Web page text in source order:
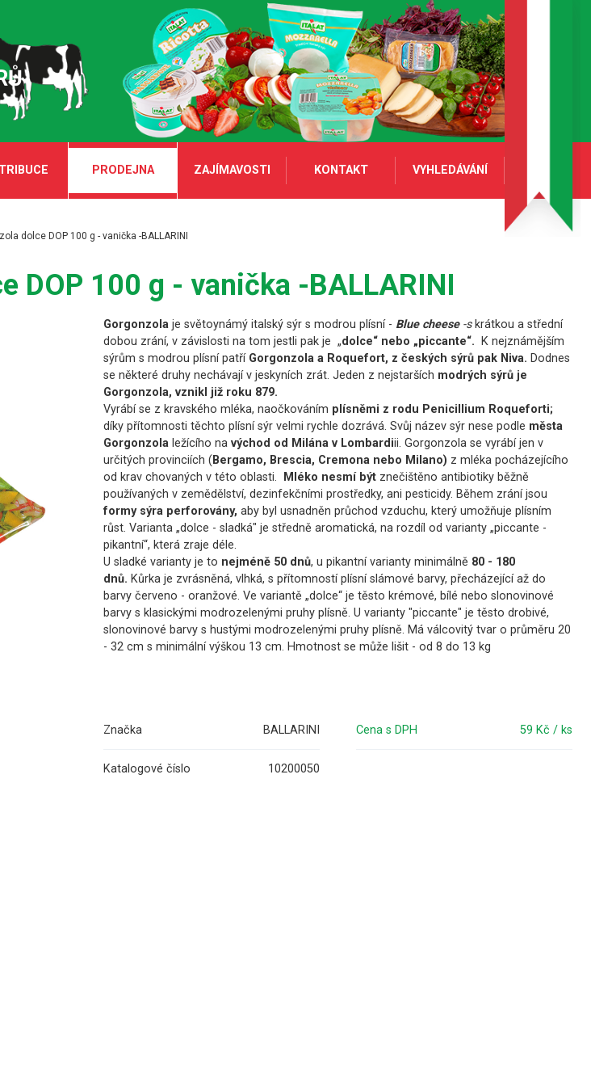
PRODEJNA ZAJÍMAVOSTI KONTAKT VYHLEDÁVÁNÍ
dolce DOP 100 g - vanička -BALLARINI
DOP 100 g - vanička -BALLARINI
Gorgonzola je světoynámý italský sýr s modrou plísní - Blue cheese-s krátkou a střední
dobou zrání, v závislosti na tom jestli pak je „dolce“ nebo „piccante“.
K nejznámějším
sýrům s modrou plísní patří Gorgonzola a Roquefort, z českých sýrů pak Niva. Dodnes
se některé druhy nechávají v jeskyních zrát. Jeden z nejstarších modrých sýrů je
Gorgonzola, vznikl již roku 879.​
Vyrábí se z kravského mléka, naočkováním plísněmi z rodu Penicillium Roqueforti;
díky přítomnosti těchto plísní sýr velmi rychle dozrává. Svůj název sýr nese podle města
Gorgonzola ležícího na východ od Milána v Lombardiii. Gorgonzola se vyrábí jen v
určitých provinciích ( Bergamo, Brescia, Cremona nebo Milano) z mléka pocházejícího
od krav chovaných v této oblasti.
Mléko nesmí být znečištěno antibiotiky běžně
používaných v zemědělství, dezinfekčními prostředky, ani pesticidy. Během zrání jsou
formy sýra perforovány, aby byl usnadněn průchod vzduchu, který umožňuje plísním
růst. Varianta „dolce - sladká" je středně aromatická, na rozdíl od varianty „piccante -
pikantní“, která zraje déle.
U sladké varianty je to nejméně 50 dnů, u pikantní varianty minimálně 80 - 180
dnů. Kůrka je zvrásněná, vlhká, s přítomností plísní slámové barvy, přecházející až do
barvy červeno - oranžové. Ve variantě „dolce“ je těsto krémové, bílé nebo slonovinové
barvy s klasickými modrozelenými pruhy plísně. U varianty "piccante" je těsto drobivé,
slonovinové barvy s hustými modrozelenými pruhy plísně. Má válcovitý tvar o průměru 20
- 32 cm s minimální výškou 13 cm. Hmotnost se může lišit - od 8 do 13 kg
Značka BALLARINI
Katalogové číslo 10200050
Cena s DPH 59 Kč / ks